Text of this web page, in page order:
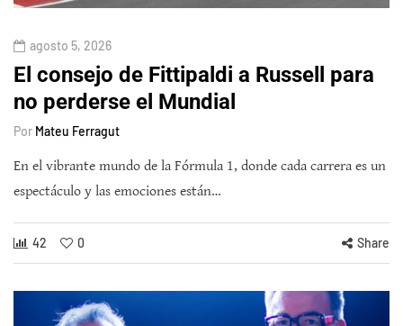
agosto 5, 2026
El consejo de Fittipaldi a Russell para
no perderse el Mundial
Por Mateu Ferragut
En el vibrante mundo de la Fórmula 1, donde cada carrera es un
espectáculo y las emociones están…
42 0 Share